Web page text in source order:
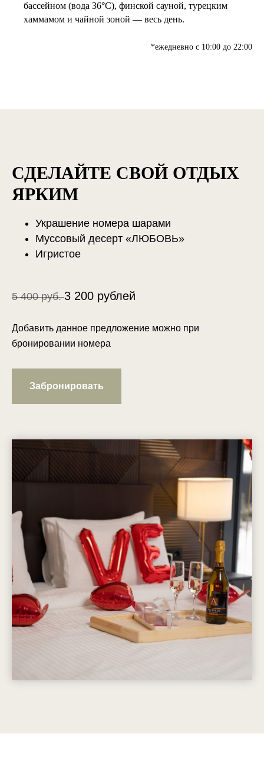
бассейном (вода 36°C), финской сауной, турецким
хаммамом и чайной зоной — весь день.
*ежедневно с 10:00 до 22:00
СДЕЛАЙТЕ СВОЙ ОТДЫХ
ЯРКИМ
Украшение номера шарами
Муссовый десерт «ЛЮБОВЬ»
Игристое
5 400 руб.3 200 рублей
Добавить данное предложение можно при
бронировании номера
Забронировать